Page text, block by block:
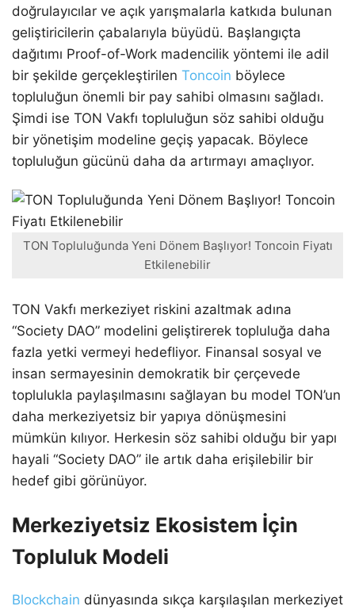
doğrulayıcılar ve açık yarışmalarla katkıda bulunan
geliştiricilerin çabalarıyla büyüdü. Başlangıçta
dağıtımı Proof-of-Work madencilik yöntemi ile adil
bir şekilde gerçekleştirilen Toncoin böylece
topluluğun önemli bir pay sahibi olmasını sağladı.
Şimdi ise TON Vakfı topluluğun söz sahibi olduğu
bir yönetişim modeline geçiş yapacak. Böylece
topluluğun gücünü daha da artırmayı amaçlıyor.
TON Topluluğunda Yeni Dönem Başlıyor! Toncoin Fiyatı
Etkilenebilir
TON Vakfı merkeziyet riskini azaltmak adına
“Society DAO” modelini geliştirerek topluluğa daha
fazla yetki vermeyi hedefliyor. Finansal sosyal ve
insan sermayesinin demokratik bir çerçevede
toplulukla paylaşılmasını sağlayan bu model TON’un
daha merkeziyetsiz bir yapıya dönüşmesini
mümkün kılıyor. Herkesin söz sahibi olduğu bir yapı
hayali “Society DAO” ile artık daha erişilebilir bir
hedef gibi görünüyor.
Merkeziyetsiz Ekosistem İçin
Topluluk Modeli
Blockchain dünyasında sıkça karşılaşılan merkeziyet